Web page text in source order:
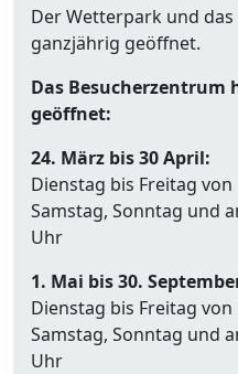
Der Wetterpark und
ganzjährig geöffnet.
Das Besucherzentrum
geöffnet:
24. März bis 30 April:
Dienstag bis Freitag von
Samstag, Sonntag und
Uhr
1. Mai bis 30.
Dienstag bis Freitag von
Samstag, Sonntag und
Uhr